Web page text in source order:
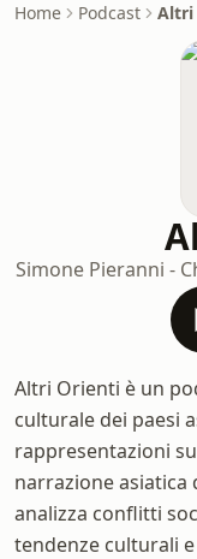
Home Podcast Altri
Simone Pieranni -
Altri Orienti è un
culturale dei paesi
rappresentazioni
narrazione
analizza conflitti
tendenze culturali